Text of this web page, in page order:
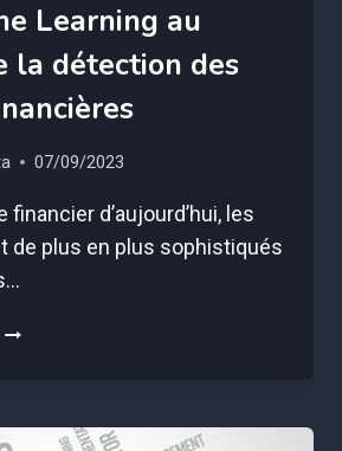
Learning au
la détection des
07/09/2023
financier d’aujourd’hui, les
de plus en plus sophistiqués
LE
SERVICE